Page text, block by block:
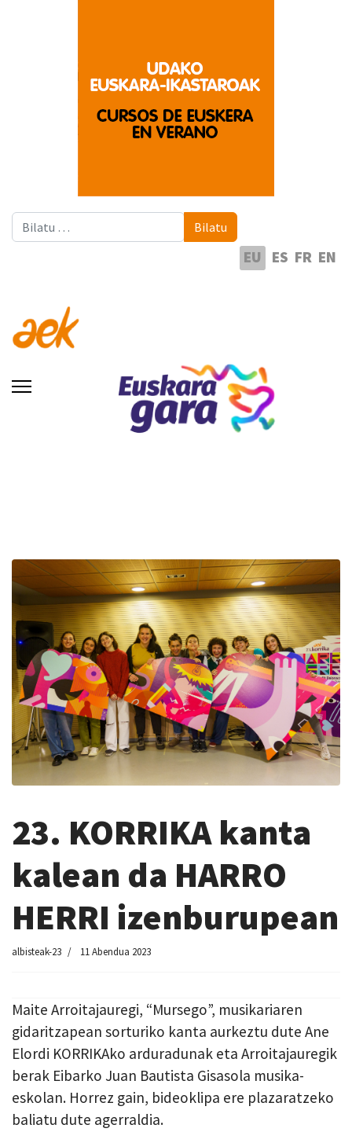
Bilatu Bilatu
EU ES FR EN
23. KORRIKA kanta
kalean da HARRO
HERRI izenburupean
albisteak-23 11 Abendua 2023
Maite Arroitajauregi, “Mursego”, musikariaren
gidaritzapean sorturiko kanta aurkeztu dute Ane
Elordi KORRIKAko arduradunak eta Arroitajauregik
berak Eibarko Juan Bautista Gisasola musika-
eskolan. Horrez gain, bideoklipa ere plazaratzeko
baliatu dute agerraldia.